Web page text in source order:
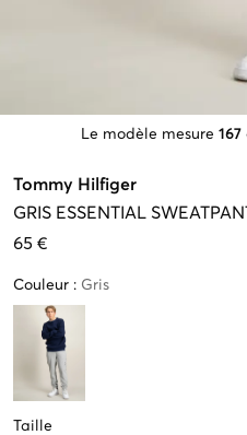
Le modèle mesure 167
Tommy Hilfiger
GRIS ESSENTIAL
65 €
Couleur : Gris
Taille